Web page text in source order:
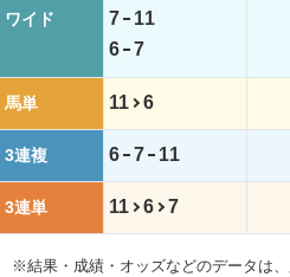
ワイド
7
11
6
7
馬単 11 6
3連複 6 7 11
3連単 11 6 7
※結果・成績・オッズなどのデータは